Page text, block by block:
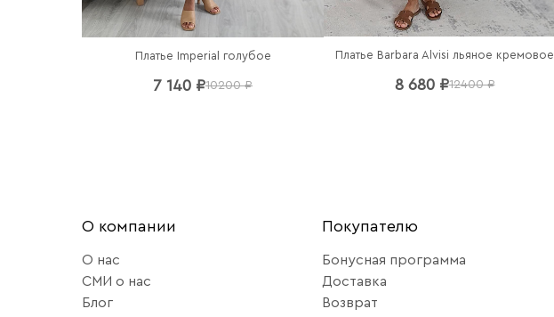
Платье Imperial голубое
7 140 ₽10200 ₽
Платье Barbara Alvisi льяное кремовое
8 680 ₽12400 ₽
О компании
О нас
СМИ о нас
Блог
Покупателю
Бонусная программа
Доставка
Возврат